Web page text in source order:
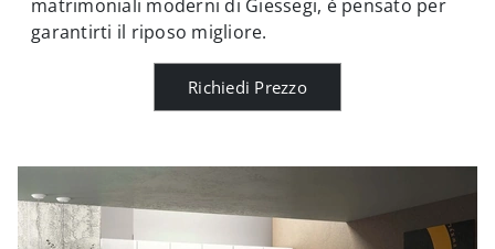
matrimoniali moderni di Giessegi, è pensato per
garantirti il riposo migliore.
Richiedi Prezzo